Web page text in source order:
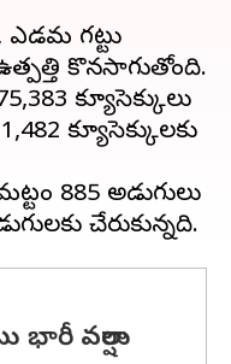
ఎడమ గట్టు
కొనసాగుతోంది.
క్యూసెక్కులు
క్యూసెక్కులకు
885 అడుగులు
భారీ వర్షాలు